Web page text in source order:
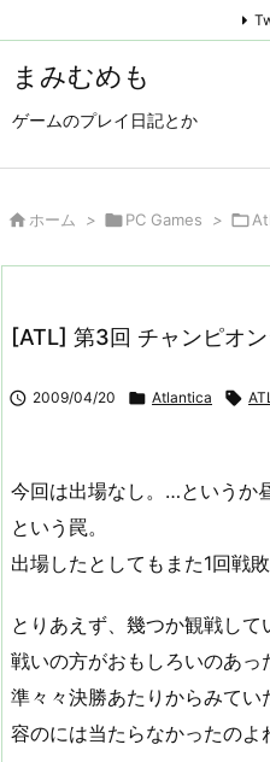
まみむめも
ゲームのプレイ日記とか
 ホーム > PC Games > 
[ATL] 第3回 チャンピオ
 2009/04/20  Atlantica 
今回は出場なし。…というか
という罠。
出場したとしてもまた1回戦
とりあえず、幾つか観戦し
戦いの方がおもしろいのあっ
準々々決勝あたりからみて
容のには当たらなかったのよ